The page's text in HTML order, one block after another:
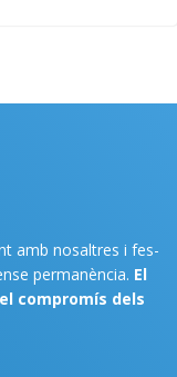
amb nosaltres i fes-
permanència. El
compromís dels